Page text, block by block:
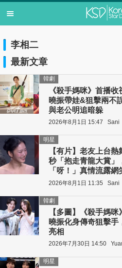
李相二
最新文章
《殺手媽咪》首播
曉振帶娃&狙擊兩不
與老公明追暗躲
韓劇
2026年8月1日 15:47 Sani
【有片】老友上台
秒「抱走青龍大賞」
「呀！」真情流露網
明星
2026年8月1日 11:35 Sani
【多圖】《殺手媽
曉振化身傳奇狙擊手
亮相
韓劇
2026年7月30日 14:50
明星